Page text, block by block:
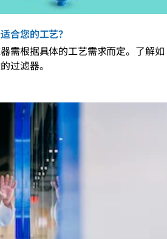
合您的工艺？
需根据具体的工艺需求而定。了解如
过滤器。